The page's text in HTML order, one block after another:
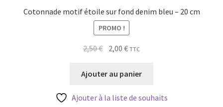
Cotonnade motif étoile sur fond denim bleu – 20 cm
PROMO !
2,50€ Le
initial
2,50 €.
2,00€Le
actuel
2,00 €.
TTC
Ajouter au panier
Ajouter à la liste de souhaits